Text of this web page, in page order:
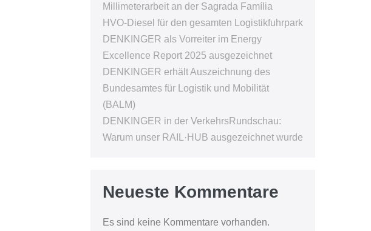
Millimeterarbeit an der Sagrada Família
HVO-Diesel für den gesamten Logistikfuhrpark
DENKINGER als Vorreiter im Energy
Excellence Report 2025 ausgezeichnet
DENKINGER erhält Auszeichnung des
Bundesamtes für Logistik und Mobilität
(BALM)
DENKINGER in der VerkehrsRundschau:
Warum unser RAIL·HUB ausgezeichnet wurde
Neueste Kommentare
Es sind keine Kommentare vorhanden.